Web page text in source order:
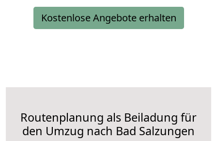
Kostenlose Angebote erhalten
Routenplanung als Beiladung für
den Umzug nach Bad Salzungen